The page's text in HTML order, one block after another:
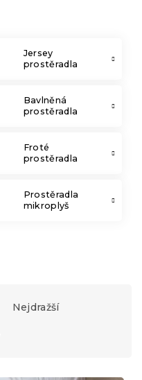
Jersey
prostěradla
Bavlněná
prostěradla
Froté
prostěradla
Prostěradla
mikroplyš
Nejdražší